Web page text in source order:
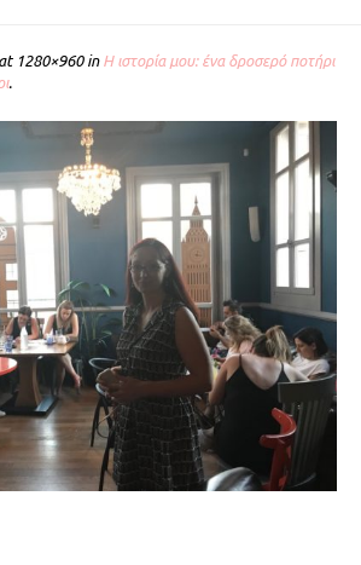
1280×960 in Η ιστορία μου: ένα δροσερό ποτήρι
.